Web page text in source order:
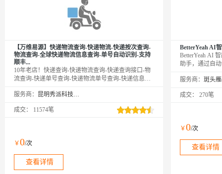
【万维易源】快递物流查询-快递物流-快递按次查询-
物流查询-全球快递物流信息查询-单号自动识别-支持
顺丰...
10年老店！快递查询-快递物流查询-快递查询接口-物
流查询-快递单号查询-快递物流单号查询-快递信息查
司，覆盖顺丰、韵达、中通、申通、圆通、邮政、
天、京东、EMS等快递公司物流查询，与官网同步更
服务商： 昆明秀派科技有限公司
成交： 11574笔
￥0/次
查看详情
BetterYeah AI
BetterYeah AI
助手，通过自
率。
服务商：
成交： 270笔
￥0/次
查看详情